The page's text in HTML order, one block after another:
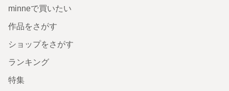
minneで買いたい
作品をさがす
ショップをさがす
ランキング
特集